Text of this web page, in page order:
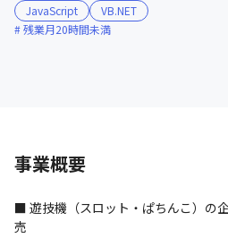
JavaScript
VB.NET
残業月20時間未満
事業概要
■ 遊技機（スロット・ぱちんこ）の
売